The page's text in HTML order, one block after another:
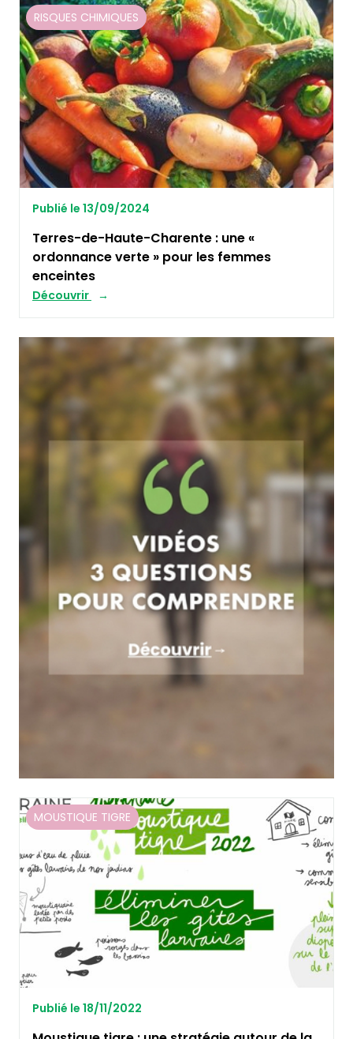
RISQUES CHIMIQUES
Publié le 13/09/2024
Terres-de-Haute-Charente : une «
ordonnance verte » pour les femmes
enceintes
Découvrir
MOUSTIQUE TIGRE
Publié le 18/11/2022